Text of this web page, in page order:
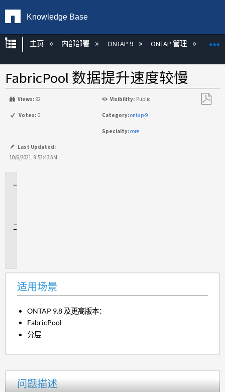
Knowledge Base
扩展/隐缩全局层次
主页 内部部署 ONTAP 9 ONTAP 管理
FabricPool 数据提升速度较慢
Views: 92 Visibility: Public
Votes: 0 Category:ontap-9
Specialty:core
Last Updated:
10/6/2021, 8:52:43 AM
适用场景
ONTAP 9.8 及更高版本：
FabricPool
分层
问题描述